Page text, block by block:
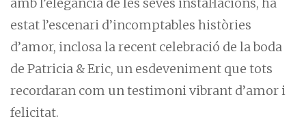
estat l’escenari d’incomptables històries
d’amor, inclosa la recent celebració de la boda
de Patricia & Eric, un esdeveniment que tots
recordaran com un testimoni vibrant d’amor i
felicitat.